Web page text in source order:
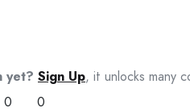
yet? Sign Up, it unlocks many
0
0